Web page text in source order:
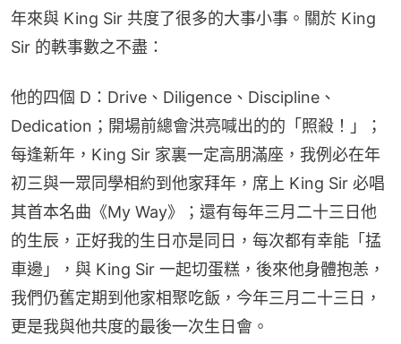
年來與 King Sir 共度了很多的大事小事。關於 King
Sir 的軼事數之不盡：
他的四個 D：Drive、Diligence、Discipline、
Dedication；開場前總會洪亮喊出的的「照殺！」；
每逢新年，King Sir 家裏一定高朋滿座，我例必在年
初三與一眾同學相約到他家拜年，席上 King Sir 必唱
其首本名曲《My Way》；還有每年三月二十三日他
的生辰，正好我的生日亦是同日，每次都有幸能「掹
車邊」，與 King Sir 一起切蛋糕，後來他身體抱恙，
我們仍舊定期到他家相聚吃飯，今年三月二十三日，
更是我與他共度的最後一次生日會。